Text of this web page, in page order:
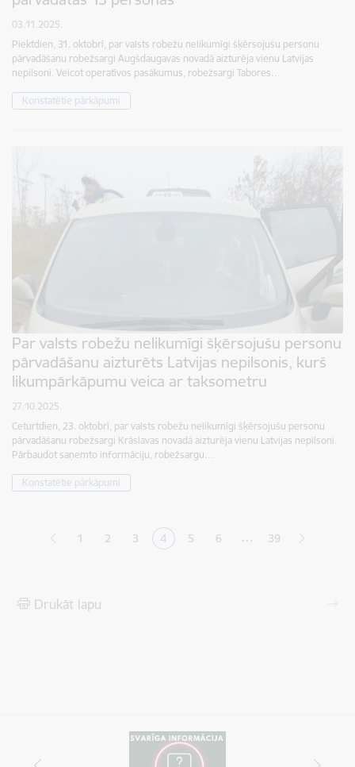
03.11.2025.
Piektdien, 31. oktobrī, par valsts robežu nelikumīgi šķērsojušu personu
pārvadāšanu robežsargi Augšdaugavas novadā aizturēja vienu Latvijas
nepilsoni. Veicot operatīvos pasākumus, robežsargi Tabores…
Konstatētie pārkāpumi
Par valsts robežu nelikumīgi šķērsojušu personu
pārvadāšanu aizturēts Latvijas nepilsonis, kurš
likumpārkāpumu veica ar taksometru
27.10.2025.
Ceturtdien, 23. oktobrī, par valsts robežu nelikumīgi šķērsojušu personu
pārvadāšanu robežsargi Krāslavas novadā aizturēja vienu Latvijas nepilsoni.
Pārbaudot saņemto informāciju, robežsargu…
Konstatētie pārkāpumi
Lapa
1 Lapa
2 Lapa
3 Pašreizējā lapa
4 Lapa
5 Lapa
6 … 39
Drukāt lapu